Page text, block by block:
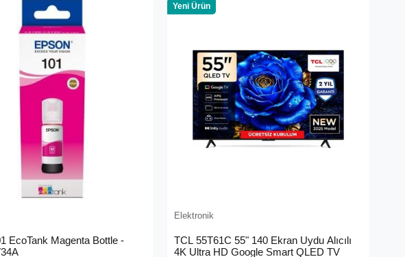
EcoTank Magenta Bottle -
Elektronik
TCL 55T61C 55" 140 Ekran Uydu Alıcılı
4K Ultra HD Google Smart QLED TV
Yeni Ürün